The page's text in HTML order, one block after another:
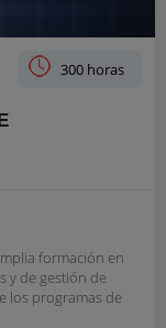
300 horas
formación en
y de gestión de
los programas de